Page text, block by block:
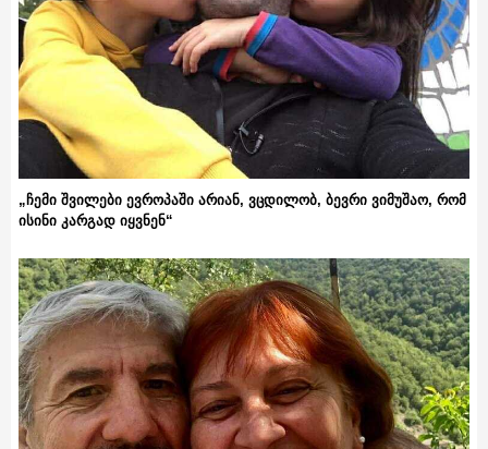
„ჩემი შვილები ევროპაში არიან, ვცდილობ, ბევრი ვიმუშაო, რომ
ისინი კარგად იყვნენ“